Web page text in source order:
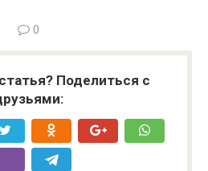
0
Поделиться с